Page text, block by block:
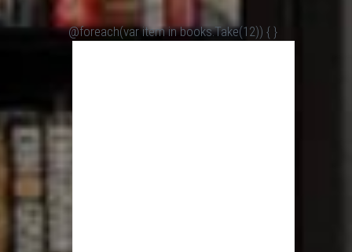
@foreach(var item in books.Take(12)) { }